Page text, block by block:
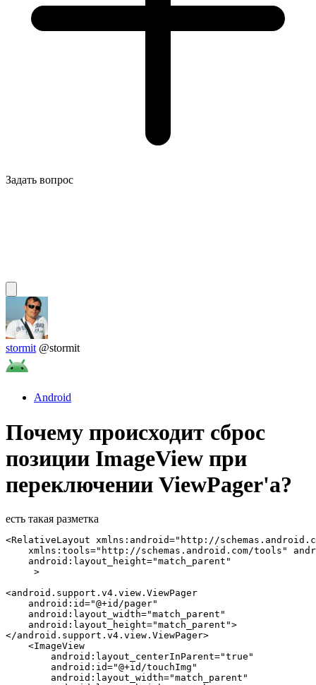
Задать вопрос
stormit @stormit
Android
Почему происходит сброс
позиции ImageView при
переключении ViewPager'a?
есть такая разметка
<RelativeLayout xmlns:android="http://
xmlns:tools="http://schemas.android.com/tools"
    android:layout_height="match_parent"
     >
<android.support.v4.view.ViewPager
    android:id="@+id/pager"
    android:layout_width="match_parent"
    android:layout_height="match_parent">
</android.support.v4.view.ViewPager>
    <ImageView
        android:layout_centerInParent="true"
        android:id="@+id/touchImg"
        android:layout_width="match_parent"